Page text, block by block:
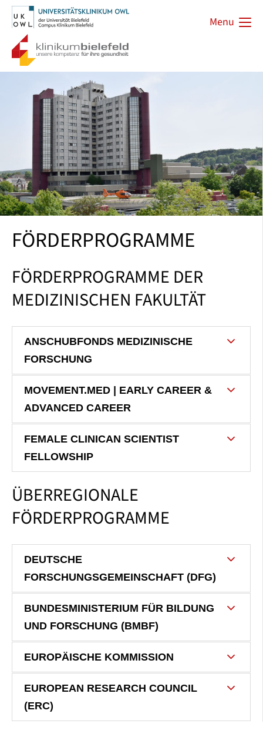
Menu
FÖRDERPROGRAMME
FÖRDERPROGRAMME DER
MEDIZINISCHEN FAKULTÄT
ANSCHUBFONDS MEDIZINISCHE
FORSCHUNG
MOVEMENT.MED | EARLY CAREER &
ADVANCED CAREER
FEMALE CLINICAN SCIENTIST
FELLOWSHIP
ÜBERREGIONALE
FÖRDERPROGRAMME
DEUTSCHE
FORSCHUNGSGEMEINSCHAFT (DFG)
BUNDESMINISTERIUM FÜR BILDUNG
UND FORSCHUNG (BMBF)
EUROPÄISCHE KOMMISSION
EUROPEAN RESEARCH COUNCIL
(ERC)